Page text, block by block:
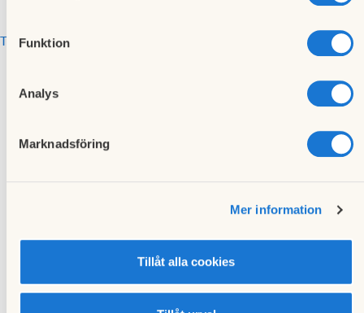
Funktion
Analys
Marknadsföring
Mer information
Tillåt alla cookies
Till kalendariet
maj 2024
Nästa händelse
Söndag